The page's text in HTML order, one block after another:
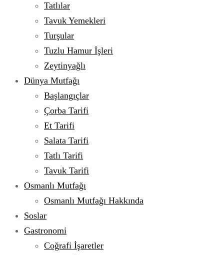
Tatlılar
Tavuk Yemekleri
Turşular
Tuzlu Hamur İşleri
Zeytinyağlı
Dünya Mutfağı
Başlangıçlar
Çorba Tarifi
Et Tarifi
Salata Tarifi
Tatlı Tarifi
Tavuk Tarifi
Osmanlı Mutfağı
Osmanlı Mutfağı Hakkında
Soslar
Gastronomi
Coğrafi İşaretler